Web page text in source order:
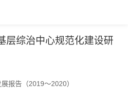
层综治中心规范化建设研
报告（2019～2020）